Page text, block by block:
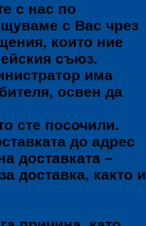
с нас по
с Вас чрез
които ние
съюз.
има
освен да
сте посочили.
до адрес
доставката –
доставка, както и